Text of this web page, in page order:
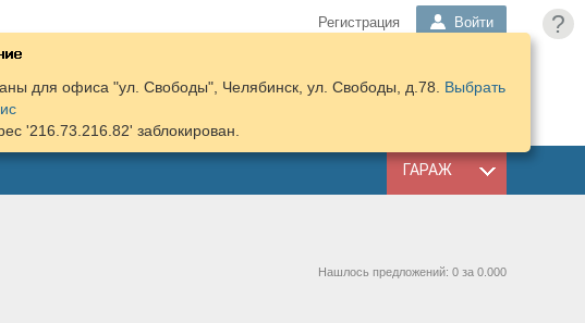
?
Регистрация Войти
КОРЗИНА
ПОДОБРАТЬ
ГАРАЖ
для офиса "ул. Свободы", Челябинск, ул. Свободы, д.78. Выбрать
'216.73.216.82' заблокирован.
Нашлось предложений: 0 за 0.000